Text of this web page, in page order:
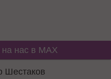
нас в MAX
Шестаков